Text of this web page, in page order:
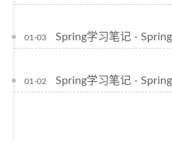
01-03 Spring学习笔记 -
01-02 Spring学习笔记 -